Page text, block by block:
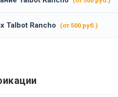
Talbot Rancho (от 500 руб.)